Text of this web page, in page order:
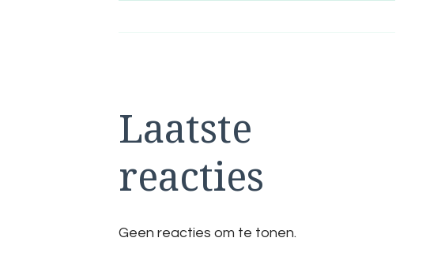
Laatste
reacties
Geen reacties om te tonen.